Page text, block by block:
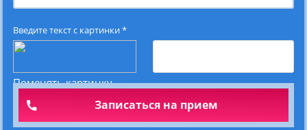
Введите текст с картинки*
Поменять картинку